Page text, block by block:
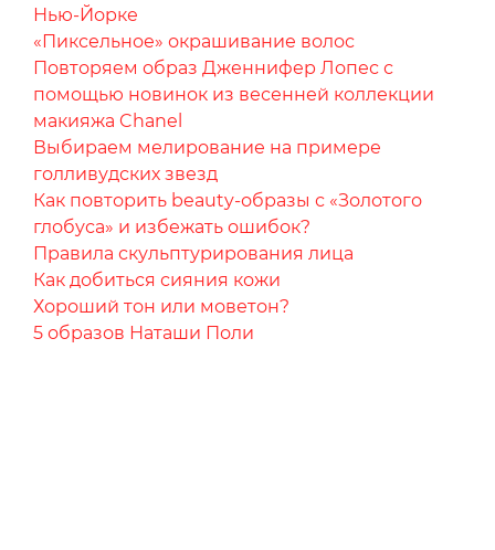
Нью-Йорке
«Пиксельное» окрашивание волос
Повторяем образ Дженнифер Лопес с
помощью новинок из весенней коллекции
макияжа Chanel
Выбираем мелирование на примере
голливудских звезд
Как повторить beauty-образы с «Золотого
глобуса» и избежать ошибок?
Правила скульптурирования лица
Как добиться сияния кожи
Хороший тон или моветон?
5 образов Наташи Поли